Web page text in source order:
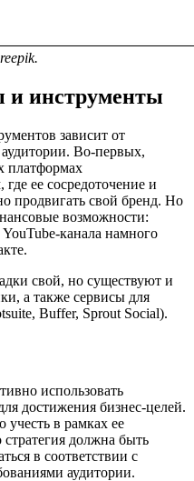
и инструменты
зависит от
Во-первых,
платформах
ее сосредоточение и
продвигать свой бренд. Но
возможности:
канала намного
свой, но существуют и
а также сервисы для
Buffer, Sprout Social).
использовать
достижения бизнес-целей.
учесть в рамках ее
должна быть
в соответствии с
аудитории.